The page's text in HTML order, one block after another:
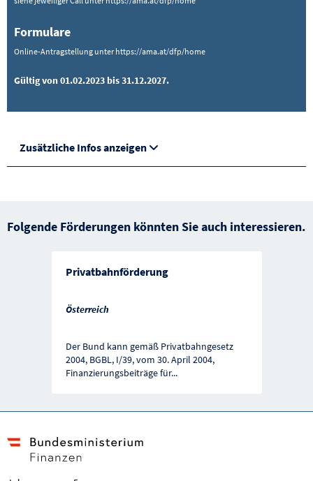
Formulare
Online-Antragstellung unter https://ama.at/dfp/home
Gültig von 01.02.2023 bis 31.12.2027.
Zusätzliche Infos anzeigen
Folgende Förderungen könnten Sie auch interessieren.
Privatbahnförderung
Österreich
Der Bund kann gemäß Privatbahngesetz
2004, BGBL, I/39, vom 30. April 2004,
Finanzierungsbeiträge für...